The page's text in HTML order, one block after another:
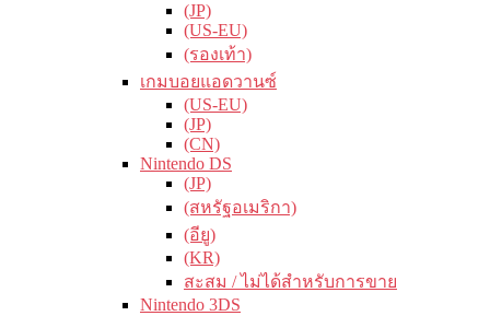
(JP)
(US-EU)
(รองเท้า)
เกมบอยแอดวานซ์
(US-EU)
(JP)
(CN)
Nintendo DS
(JP)
(สหรัฐอเมริกา)
(อียู)
(KR)
สะสม / ไม่ได้สำหรับการขาย
Nintendo 3DS